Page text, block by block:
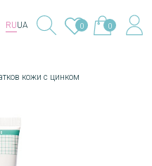
RUUA 0 0
кожи с цинком